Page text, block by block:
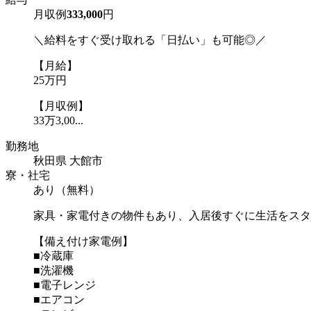
月収例333,000円
＼給料をすぐ受け取れる「日払い」も可能◎／
【月給】
25万円
【月収例】
33万3,00...
勤務地
秋田県 大館市
寮・社宅
あり（無料）
家具・家電付きの物件もあり、入居後すぐに生活をス
【備え付け家電例】
■冷蔵庫
■洗濯機
■電子レンジ
■エアコン